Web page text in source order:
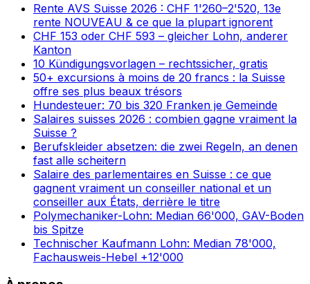
Rente AVS Suisse 2026 : CHF 1'260–2'520, 13e
rente NOUVEAU & ce que la plupart ignorent
CHF 153 oder CHF 593 – gleicher Lohn, anderer
Kanton
10 Kündigungsvorlagen – rechtssicher, gratis
50+ excursions à moins de 20 francs : la Suisse
offre ses plus beaux trésors
Hundesteuer: 70 bis 320 Franken je Gemeinde
Salaires suisses 2026 : combien gagne vraiment la
Suisse ?
Berufskleider absetzen: die zwei Regeln, an denen
fast alle scheitern
Salaire des parlementaires en Suisse : ce que
gagnent vraiment un conseiller national et un
conseiller aux États, derrière le titre
Polymechaniker-Lohn: Median 66'000, GAV-Boden
bis Spitze
Technischer Kaufmann Lohn: Median 78'000,
Fachausweis-Hebel +12'000